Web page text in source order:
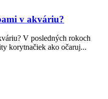
v akváriu?
V posledných rokoch
korytnačiek ako očaruj...